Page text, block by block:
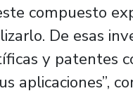
compuesto
De esas
y patentes
aplicaciones”,